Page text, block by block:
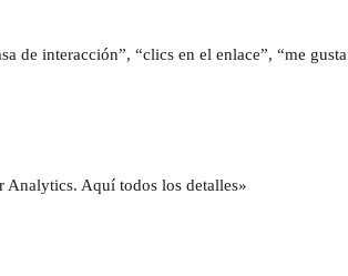
de interacción”, “clics en el enlace”, “me
Analytics. Aquí todos los detalles»